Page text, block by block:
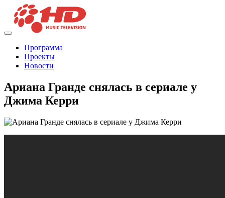
Программа
Проекты
Новости
Ариана Гранде снялась в сериале у
Джима Керри